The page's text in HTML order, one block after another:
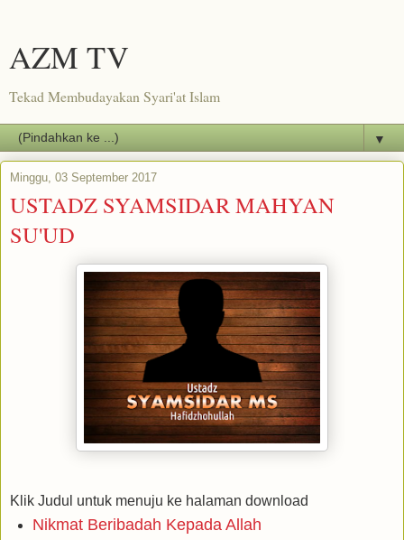
AZM TV
Tekad Membudayakan Syari'at Islam
▼
Minggu, 03 September 2017
USTADZ SYAMSIDAR MAHYAN
SU'UD
Klik Judul untuk menuju ke halaman download
Nikmat Beribadah Kepada Allah